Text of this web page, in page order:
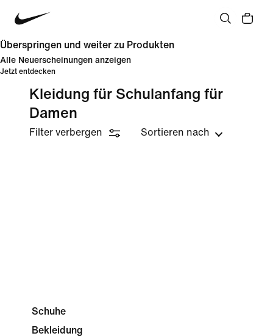
Überspringen und weiter zu Produkten
Alle Neuerscheinungen anzeigen
Jetzt entdecken
Kleidung für Schulanfang für
Damen
Filter verbergen Sortieren nach
Schuhe
Bekleidung